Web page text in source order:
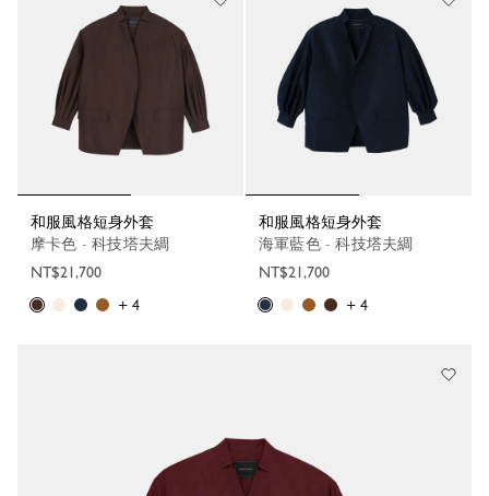
和服風格短身外套
摩卡色 - 科技塔夫綢
NT$21,700
+ 4
和服風格短身外套
海軍藍色 - 科技塔夫綢
NT$21,700
+ 4